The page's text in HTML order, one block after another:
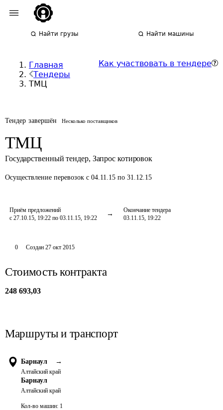
Найти грузы Найти машины
Главная
Тендеры
ТМЦ
Как участвовать в тендере
Тендер завершён Несколько поставщиков
ТМЦ
Государственный тендер, Запрос котировок
Осуществление перевозок с 04.11.15 по 31.12.15
Приём предложений
с 27.10.15, 19:22 по 03.11.15, 19:22
Окончание тендера
03.11.15, 19:22
0 Создан 27 окт 2015
Стоимость контракта
248 693,03
Маршруты и транспорт
Барнаул →
Алтайский край
Барнаул
Алтайский край
Кол-во машин: 1